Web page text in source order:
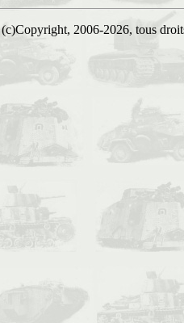
(c)Copyright, 2006-2026, tous